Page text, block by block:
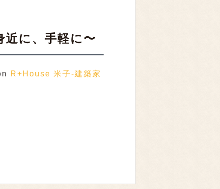
に、手軽に〜
R+House 米子-建築家